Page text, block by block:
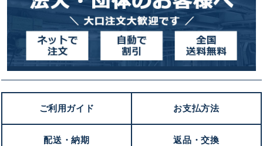
ご利用ガイド お支払方法
配送・納期 返品・交換